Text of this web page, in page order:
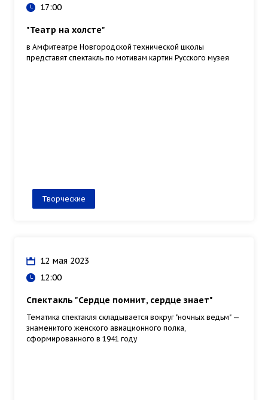
17:00
"Театр на холсте"
в Амфитеатре Новгородской технической школы
представят спектакль по мотивам картин Русского музея
Творческие
12 мая 2023
12:00
Спектакль "Сердце помнит, сердце знает"
Тематика спектакля складывается вокруг "ночных ведьм" —
знаменитого женского авиационного полка,
сформированного в 1941 году